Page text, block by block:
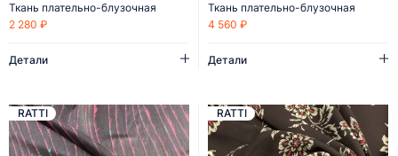
Ткань плательно-блузочная
2 280 ₽
Детали
Ткань плательно-блузочная
4 560 ₽
Детали
RATTI RATTI